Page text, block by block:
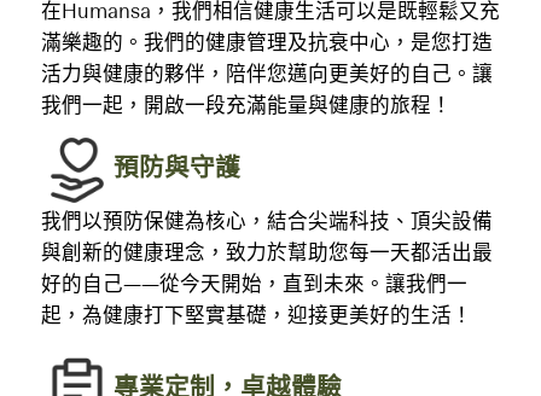
在Humansa，我們相信健康生活可以是既輕鬆又充
滿樂趣的。我們的健康管理及抗衰中心，是您打造
活力與健康的夥伴，陪伴您邁向更美好的自己。讓
我們一起，開啟一段充滿能量與健康的旅程！
預防與守護
我們以預防保健為核心，結合尖端科技、頂尖設備
與創新的健康理念，致力於幫助您每一天都活出最
好的自己——從今天開始，直到未來。讓我們一
起，為健康打下堅實基礎，迎接更美好的生活！
專業定制，卓越體驗